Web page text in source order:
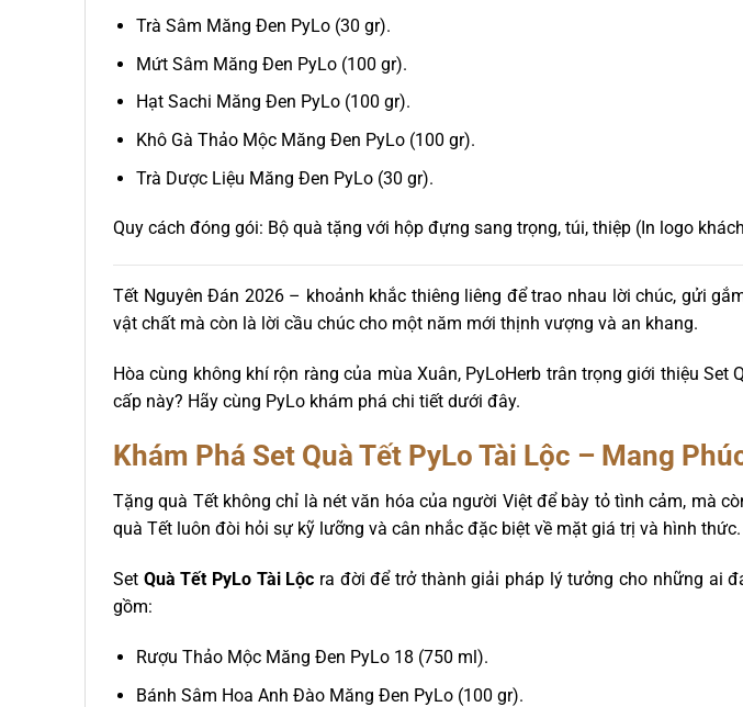
Trà Sâm Măng Đen PyLo (30 gr).
Mứt Sâm Măng Đen PyLo (100 gr).
Hạt Sachi Măng Đen PyLo (100 gr).
Khô Gà Thảo Mộc Măng Đen PyLo (100 gr).
Trà Dược Liệu Măng Đen PyLo (30 gr).
Quy cách đóng gói: Bộ quà tặng với hộp đựng sang trọng, túi, thiệp (In logo
Tết Nguyên Đán 2026 – khoảnh khắc thiêng liêng để trao nhau lời chúc, gửi
vật chất mà còn là lời cầu chúc cho một năm mới thịnh vượng và an khang.
Hòa cùng không khí rộn ràng của mùa Xuân, PyLoHerb trân trọng giới thiệu
cấp này? Hãy cùng PyLo khám phá chi tiết dưới đây.
Khám Phá Set Quà Tết PyLo Tài Lộc – Mang
Tặng quà Tết không chỉ là nét văn hóa của người Việt để bày tỏ tình cảm, mà
quà Tết luôn đòi hỏi sự kỹ lưỡng và cân nhắc đặc biệt về mặt giá trị và hình thức.
Set Quà Tết PyLo Tài Lộc ra đời để trở thành giải pháp lý tưởng cho những ai
gồm:
Rượu Thảo Mộc Măng Đen PyLo 18 (750 ml).
Bánh Sâm Hoa Anh Đào Măng Đen PyLo (100 gr).